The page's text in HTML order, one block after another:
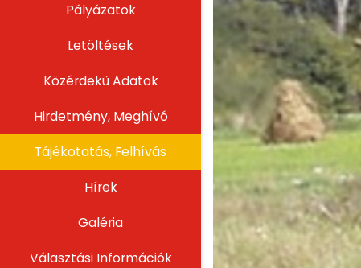
Pályázatok
Letöltések
Közérdekű Adatok
Hirdetmény, Meghívó
Tájékotatás, Felhívás
Hírek
Galéria
Választási Információk